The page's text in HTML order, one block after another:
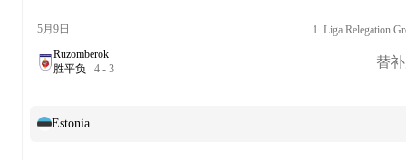
5月9日
1. Liga Relegation
Ruzomberok
胜平负 4 - 3 替
Estonia